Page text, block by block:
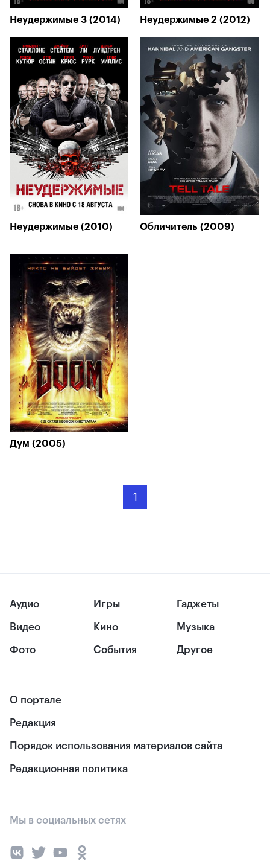
Неудержимые 3 (2014) Неудержимые 2 (2012)
Неудержимые (2010) Обличитель (2009)
Дум (2005)
1
Аудио
Видео
Фото
Игры
Кино
События
Гаджеты
Музыка
Другое
О портале
Редакция
Порядок использования материалов сайта
Редакционная политика
Мы в социальных сетях